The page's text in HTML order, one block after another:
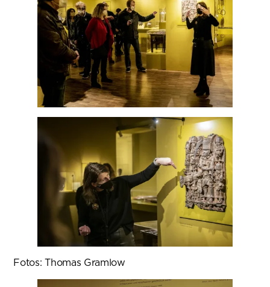
Fotos: Thomas Gramlow